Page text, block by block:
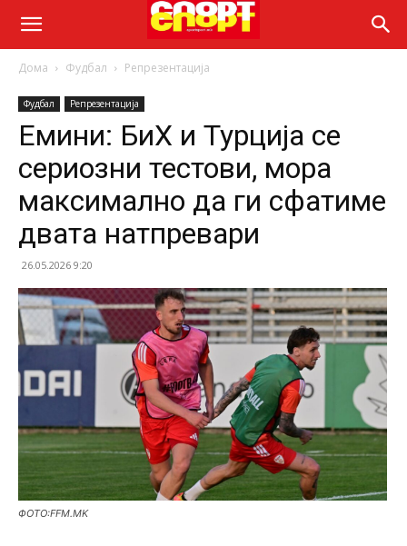
Дома Фудбал Репрезентација
Фудбал Репрезентација
Емини: БиХ и Турција се
сериозни тестови, мора
максимално да ги сфатиме
двата натпревари
26.05.2026 9:20
ФОТО:FFM.MK